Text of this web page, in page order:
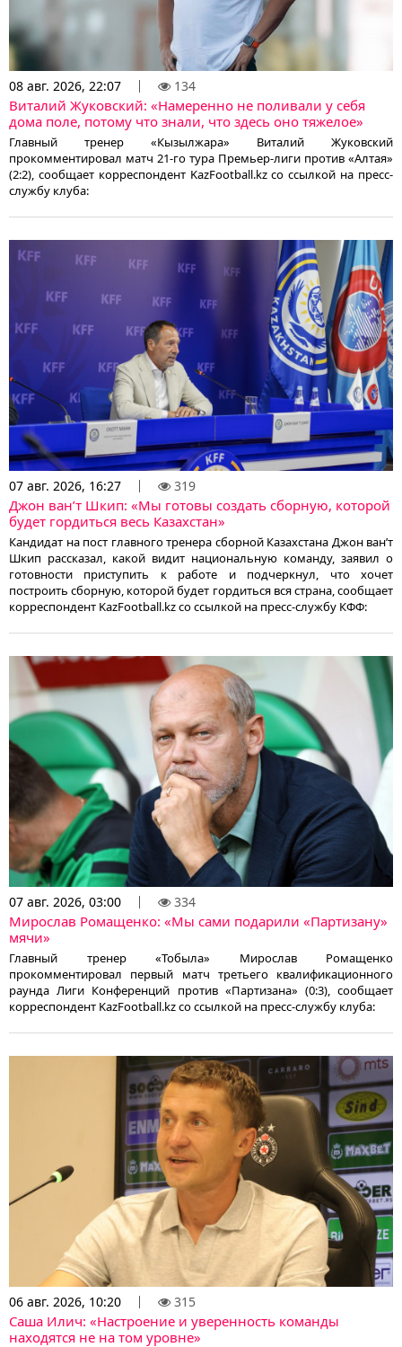
08 авг. 2026, 22:07 134
Виталий Жуковский: «Намеренно не поливали у себя
дома поле, потому что знали, что здесь оно тяжелое»
Главный тренер «Кызылжара» Виталий Жуковский
прокомментировал матч 21-го тура Премьер-лиги против «Алтая»
(2:2), сообщает корреспондент KazFootball.kz со ссылкой на пресс-
службу клуба:
07 авг. 2026, 16:27 319
Джон ван’т Шкип: «Мы готовы создать сборную, которой
будет гордиться весь Казахстан»
Кандидат на пост главного тренера сборной Казахстана Джон ван’т
Шкип рассказал, какой видит национальную команду, заявил о
готовности приступить к работе и подчеркнул, что хочет
построить сборную, которой будет гордиться вся страна, сообщает
корреспондент KazFootball.kz со ссылкой на пресс-службу КФФ:
07 авг. 2026, 03:00 334
Мирослав Ромащенко: «Мы сами подарили «Партизану»
мячи»
Главный тренер «Тобыла» Мирослав Ромащенко
прокомментировал первый матч третьего квалификационного
раунда Лиги Конференций против «Партизана» (0:3), сообщает
корреспондент KazFootball.kz со ссылкой на пресс-службу клуба:
06 авг. 2026, 10:20 315
Саша Илич: «Настроение и уверенность команды
находятся не на том уровне»